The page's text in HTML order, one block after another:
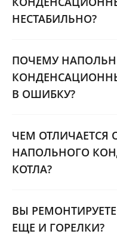
НЕСТАБИЛЬНО?
ПОЧЕМУ
В ОШИБКУ?
ЧЕМ ОТЛИЧАЕТСЯ
НАПОЛЬНОГО
КОТЛА?
ВЫ
ЕЩЕ И ГОРЕЛКИ?